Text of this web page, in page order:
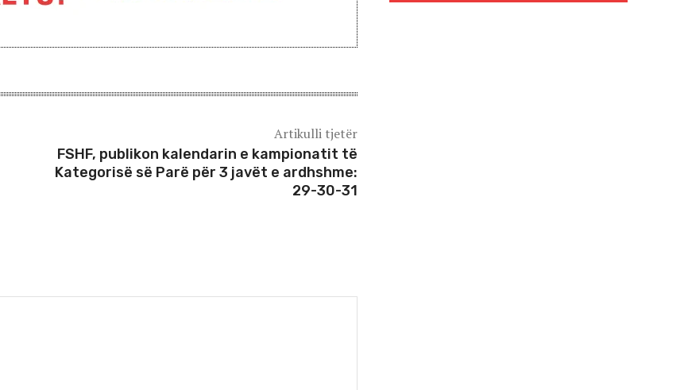
Artikulli tjetër
FSHF, publikon kalendarin e kampionatit të
Kategorisë së Parë për 3 javët e ardhshme:
29-30-31